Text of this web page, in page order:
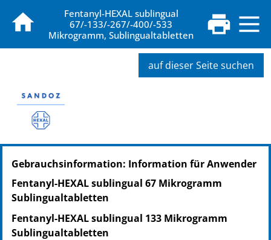
Fentanyl-HEXAL sublingual
67/-133/-267/-400/-533
Mikrogramm, Sublingualtabletten
auf dieser Seite suchen
PZN: 10135072
PPN: 111013507287
NTIN: 04150101350729
Gebrauchsinformation: Information für Anwender
Fentanyl-HEXAL sublingual 67 Mikrogramm
Sublingualtabletten
Fentanyl-HEXAL sublingual 133 Mikrogramm
Sublingualtabletten